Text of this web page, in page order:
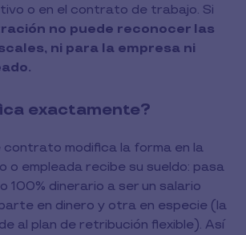
o en el contrato de trabajo. Si
no puede reconocer las
ni para la empresa ni
exactamente?
contrato modifica la forma en la
o empleada recibe su sueldo: pasa
100% dinerario a ser un salario
en dinero y otra en especie (la
al plan de retribución flexible). Así